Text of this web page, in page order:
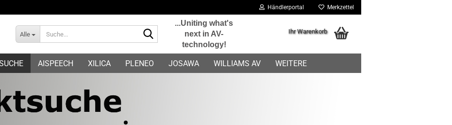
Händlerportal
E-Mail
Merkzettel
Alle
...Uniting what's
next in AV-
technology!
Ihr Warenkorb
AISPEECH XILICA PLENEO JOSAWA WILLIAMS AV WEITERE